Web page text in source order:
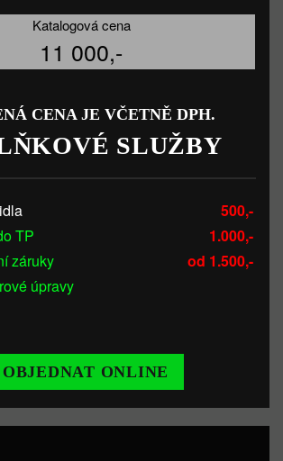
Katalogová cena
11 000,-
CENA JE VČETNĚ DPH.
SLUŽBY
500,-
TP
1.000,-
záruky
od 1.500,-
úpravy
OBJEDNAT ONLINE